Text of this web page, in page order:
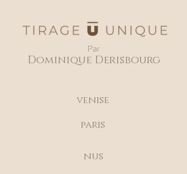
Par
Dominique Derisbourg
venise
paris
nus